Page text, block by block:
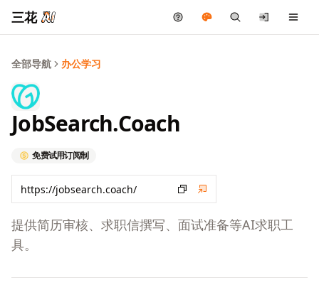
三花
全部导航 办公学习
JobSearch.Coach
免费试用订阅制
提供简历审核、求职信撰写、面试准备等AI求职工
具。